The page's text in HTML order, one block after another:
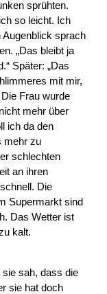
sprühten.
so leicht. Ich
Augenblick sprach
„Das bleibt ja
Später: „Das
mit mir,
Frau wurde
mehr über
ich da den
mehr zu
schlechten
an ihren
Die
Supermarkt sind
Das Wetter ist
kalt.
sie sah, dass die
sie hat doch